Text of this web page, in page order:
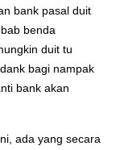
bank pasal duit
benda
duit tu
bagi nampak
bank akan
ada yang secara